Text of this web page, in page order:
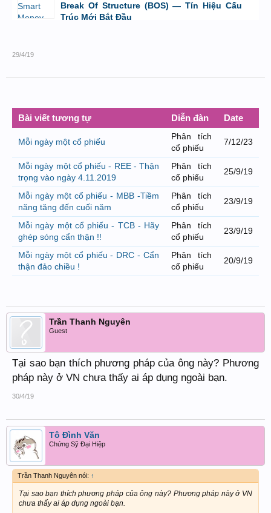
Break Of Structure (BOS) — Tín Hiệu Cấu
Trúc Mới Bắt Đầu
29/4/19
Bài viết tương tự Diễn đàn Date
Mỗi ngày một cổ phiếu
Phân tích
cổ phiếu
7/12/23
Mỗi ngày một cổ phiếu - REE - Thận
trọng vào ngày 4.11.2019
Phân tích
cổ phiếu
25/9/19
Mỗi ngày một cổ phiếu - MBB -Tiềm
năng tăng đến cuối năm
Phân tích
cổ phiếu
23/9/19
Mỗi ngày một cổ phiếu - TCB - Hãy
ghép sóng cẩn thận !!
Phân tích
cổ phiếu
23/9/19
Mỗi ngày một cổ phiếu - DRC - Cẩn
thận đảo chiều !
Phân tích
cổ phiếu
20/9/19
Trần Thanh Nguyên
Guest
Tại sao bạn thích phương pháp của ông này? Phương
pháp này ở VN chưa thấy ai áp dụng ngoài bạn.
30/4/19
Tô Đình Văn
Chứng Sỹ Đại Hiệp
Trần Thanh Nguyên nói: ↑
Tại sao bạn thích phương pháp của ông này? Phương pháp này ở VN
chưa thấy ai áp dụng ngoài bạn.